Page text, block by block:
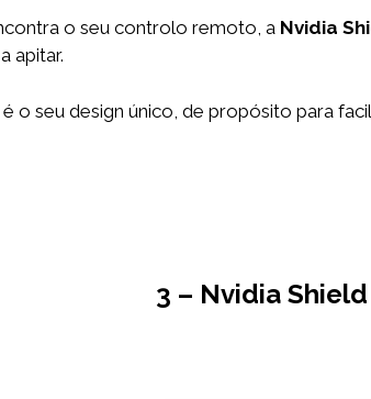
o seu controlo remoto, a Nvidia
apitar.
o seu design único, de propósito para
3 – Nvidia